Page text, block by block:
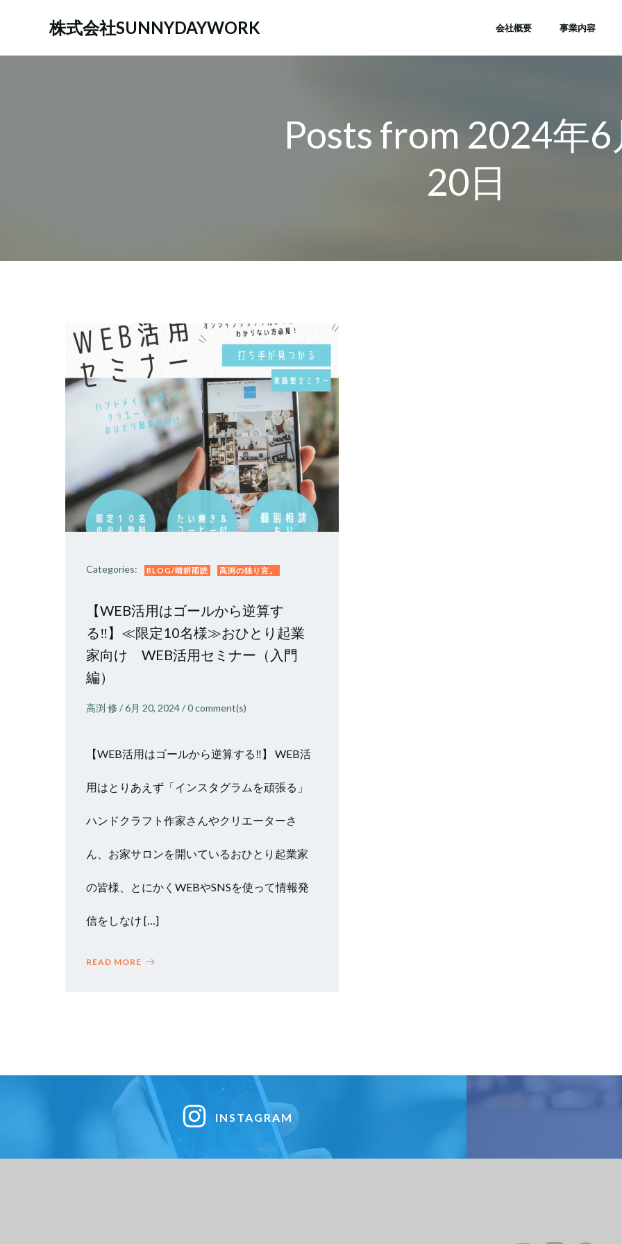
ン
株式会社SUNNYDAYWORK 会社概要 事業内容
Posts from 2024年6
20日
Categories: BLOG/晴耕雨読 高渕の独り言。
【WEB活用はゴールから逆算す
る‼】≪限定10名様≫おひとり起業
家向け WEB活用セミナー（入門
編）
高渕 修 /6月 20, 2024/0comment(s)
【WEB活用はゴールから逆算する‼】 WEB活
用はとりあえず「インスタグラムを頑張る」
ハンドクラフト作家さんやクリエーターさ
ん、お家サロンを開いているおひとり起業家
の皆様、とにかくWEBやSNSを使って情報発
信をしなけ […]
READ MORE
INSTAGRAM